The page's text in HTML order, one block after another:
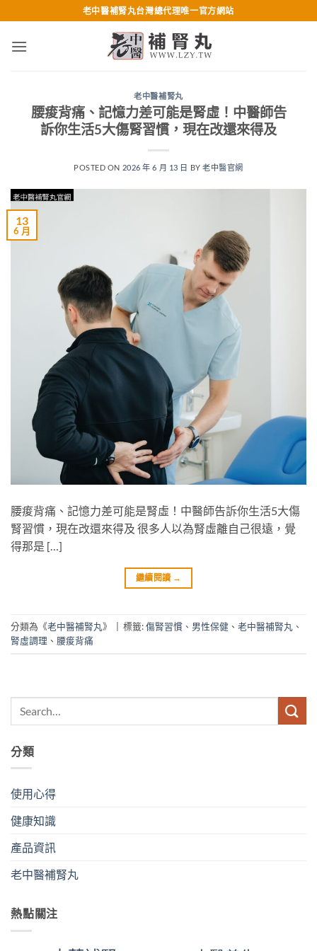
轉
老中醫補腎丸台灣總代理唯一官方網站
老中醫補腎丸
腰痠背痛、記憶力差可能是腎虛！中醫師告
訴你生活5大傷腎習慣，現在改還來得及
POSTED ON 2026 年 6 月 13 日 BY老中醫官網
13
6 月
腰痠背痛、記憶力差可能是腎虛！中醫師告訴你生活5大傷
腎習慣，現在改還來得及 很多人以為腎虛離自己很遠，覺
得那是 […]
繼續閱讀 →
分類為《老中醫補腎丸》 標籤:傷腎習慣 、 男性保健 、 老中醫補腎丸 、
腎虛調理 、 腰痠背痛
分類
使用心得
健康知識
產品資訊
老中醫補腎丸
熱點關注